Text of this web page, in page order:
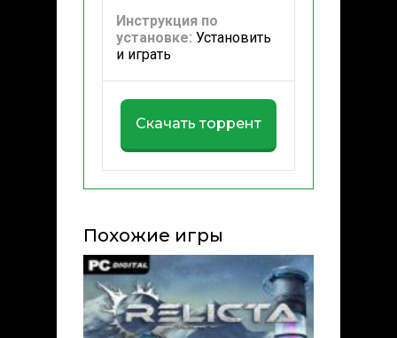
Инструкция по
установке: Установить
и играть
Скачать торрент
Похожие игры